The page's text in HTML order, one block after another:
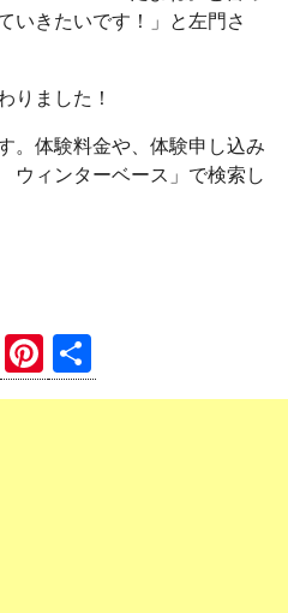
いきたいです！」と左門さ
りました！
。体験料金や、体験申し込み
ィンターベース」で検索し
Li
Pi
nt 有